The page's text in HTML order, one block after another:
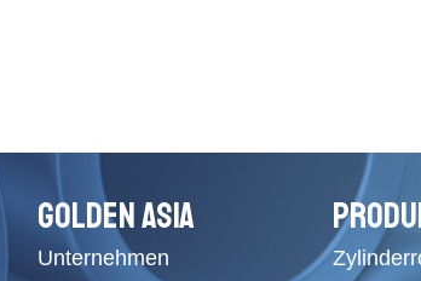
GOLDEN ASIA
Unternehmen